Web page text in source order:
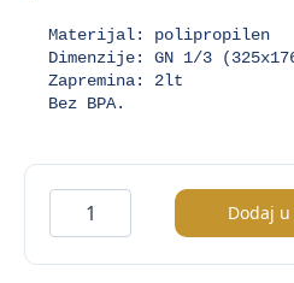
Materijal: polipropilen
Dimenzije: GN 1/3
Zapremina: 2lt
Bez BPA.
Posuda
GN1/3
–
Dodaj